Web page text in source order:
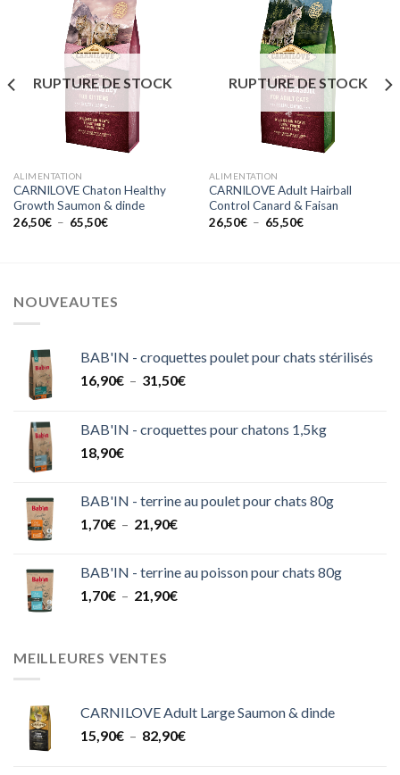
RUPTURE DE STOCK
ALIMENTATION
CARNILOVE Chaton Healthy
Growth Saumon & dinde
26,50€ – 65,50€Plage
RUPTURE DE STOCK
ALIMENTATION
CARNILOVE Adult Hairball
Control Canard & Faisan
26,50€ – 65,50€Plage
NOUVEAUTES
BAB'IN - croquettes poulet pour chats stérilisés
16,90€ – 31,50€Plage
16,90€
BAB'IN - croquettes pour chatons 1,5kg
18,90€
BAB'IN - terrine au poulet pour chats 80g
1,70€ – 21,90€Plage
1,70€
à
BAB'IN - terrine au poisson pour chats 80g
1,70€ – 21,90€Plage
MEILLEURES VENTES
CARNILOVE Adult Large Saumon & dinde
15,90€ – 82,90€Plage